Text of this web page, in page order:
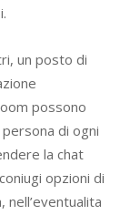
un posto di
possono
di ogni
la chat
opzioni di
nell’eventualita